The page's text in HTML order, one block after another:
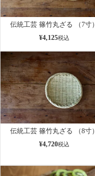
伝統工芸 篠竹丸ざる （7寸）
¥4,125税込
伝統工芸 篠竹丸ざる （8寸）
¥4,720税込